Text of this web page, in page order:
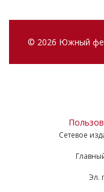
© 2026 Южный
Сетевое
Эл.